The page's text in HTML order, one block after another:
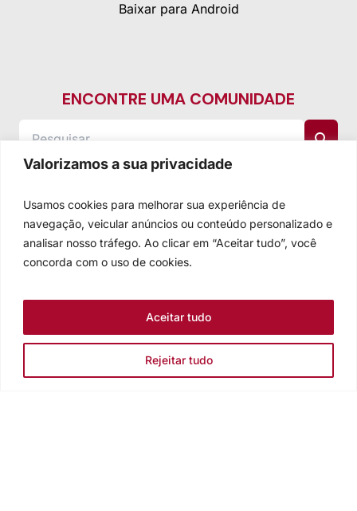
Valorizamos a sua privacidade
Usamos cookies para melhorar sua experiência de
navegação, veicular anúncios ou conteúdo personalizado e
analisar nosso tráfego. Ao clicar em “Aceitar tudo”, você
concorda com o uso de cookies.
Rejeitar tudo
Aceitar tudo
Baixar para Android
ENCONTRE UMA COMUNIDADE